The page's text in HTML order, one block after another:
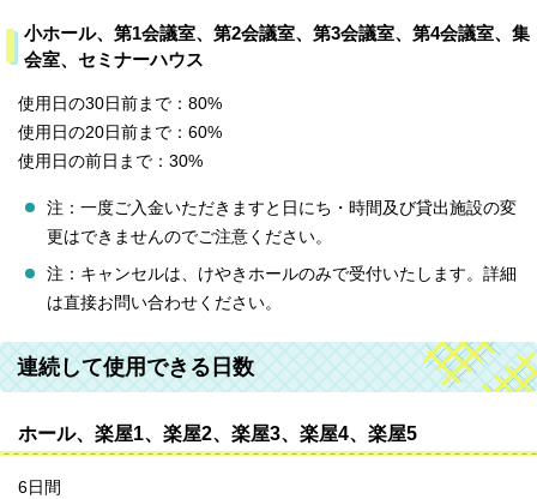
小ホール、第1会議室、第2会議室、第3会議室、第4会議室、集
会室、セミナーハウス
使用日の30日前まで：80%
使用日の20日前まで：60%
使用日の前日まで：30%
注：一度ご入金いただきますと日にち・時間及び貸出施設の変
更はできませんのでご注意ください。
注：キャンセルは、けやきホールのみで受付いたします。詳細
は直接お問い合わせください。
連続して使用できる日数
ホール、楽屋1、楽屋2、楽屋3、楽屋4、楽屋5
6日間